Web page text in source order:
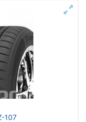
107